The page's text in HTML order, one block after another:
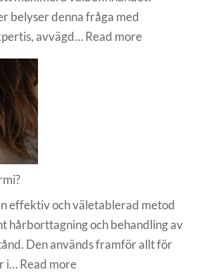
belyser denna fråga med
avvägd…Read more:
effektiv och väletablerad metod
hårborttagning och behandling av
Den används framför allt för
i…Read more: